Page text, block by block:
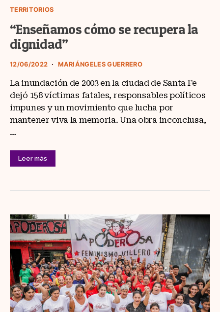
TERRITORIOS
“Enseñamos cómo se recupera la
dignidad”
12/06/2022 MARIÁNGELES GUERRERO
La inundación de 2003 en la ciudad de Santa Fe
dejó 158 víctimas fatales, responsables políticos
impunes y un movimiento que lucha por
mantener viva la memoria. Una obra inconclusa,
…
Leer más